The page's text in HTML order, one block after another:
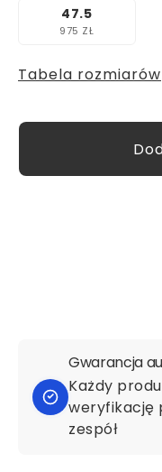
47.5
975 ZŁ
Tabela rozmiarów
Gwarancja
Każdy
weryfikację
zespół